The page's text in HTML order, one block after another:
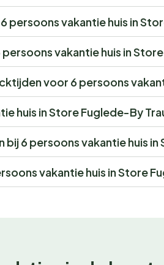
persoons vakantie huis in
vakantie huis in
voor 6 persoons
huis in Store Fuglede-By
bij 6 persoons vakantie huis
vakantie huis in Store